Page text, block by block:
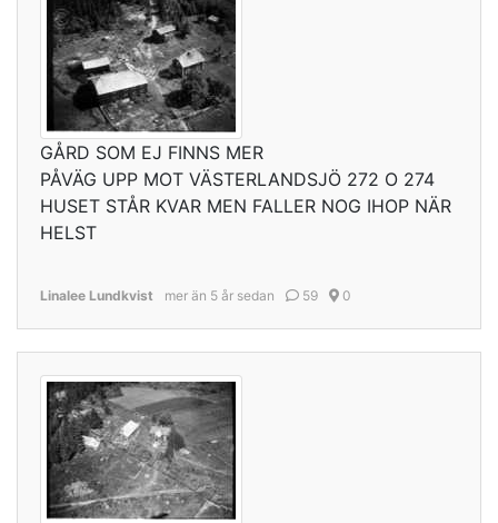
GÅRD SOM EJ FINNS MER
PÅVÄG UPP MOT VÄSTERLANDSJÖ 272 O 274
HUSET STÅR KVAR MEN FALLER NOG IHOP NÄR
HELST
Linalee Lundkvist mer än 5 år sedan 59 0